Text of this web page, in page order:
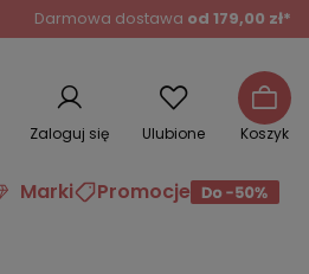
Darmowa dostawa od 179,00 zł*
Zaloguj się Ulubione Koszyk
Marki Promocje